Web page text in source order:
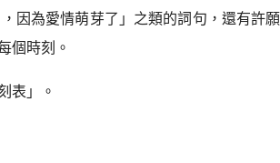
因為愛情萌芽了」之類的詞句，還有許願
個時刻。
表」。